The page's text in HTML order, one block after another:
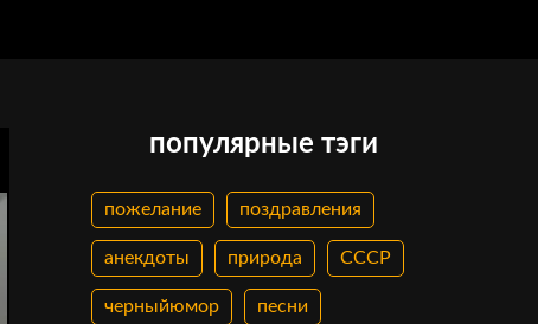
популярные тэги
пожелание поздравления
анекдоты природа СССР
черныйюмор песни